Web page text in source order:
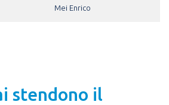
Mei Enrico
stendono il